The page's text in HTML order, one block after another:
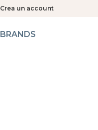
Crea un account
BRANDS